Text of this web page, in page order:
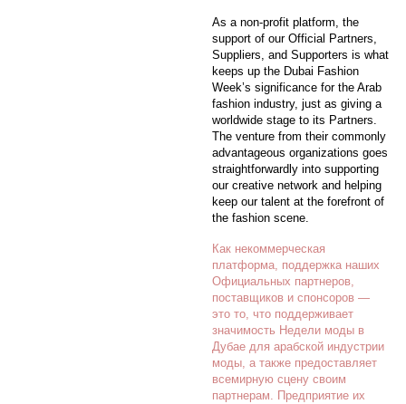
As a non-profit platform, the
support of our Official Partners,
Suppliers, and Supporters is what
keeps up the Dubai Fashion
Week’s significance for the Arab
fashion industry, just as giving a
worldwide stage to its Partners.
The venture from their commonly
advantageous organizations goes
straightforwardly into supporting
our creative network and helping
keep our talent at the forefront of
the fashion scene.
Как некоммерческая
платформа, поддержка наших
Официальных партнеров,
поставщиков и спонсоров —
это то, что поддерживает
значимость Недели моды в
Дубае для арабской индустрии
моды, а также предоставляет
всемирную сцену своим
партнерам. Предприятие их